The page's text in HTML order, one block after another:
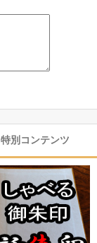
特別コンテンツ